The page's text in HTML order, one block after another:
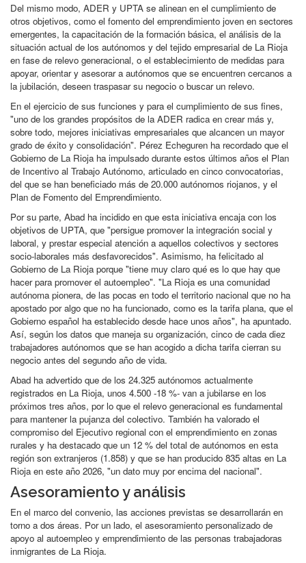
Del mismo modo, ADER y UPTA se alinean en el cumplimiento de
otros objetivos, como el fomento del emprendimiento joven en sectores
emergentes, la capacitación de la formación básica, el análisis de la
situación actual de los autónomos y del tejido empresarial de La Rioja
en fase de relevo generacional, o el establecimiento de medidas para
apoyar, orientar y asesorar a autónomos que se encuentren cercanos a
la jubilación, deseen traspasar su negocio o buscar un relevo.
En el ejercicio de sus funciones y para el cumplimiento de sus fines,
"uno de los grandes propósitos de la ADER radica en crear más y,
sobre todo, mejores iniciativas empresariales que alcancen un mayor
grado de éxito y consolidación". Pérez Echeguren ha recordado que el
Gobierno de La Rioja ha impulsado durante estos últimos años el Plan
de Incentivo al Trabajo Autónomo, articulado en cinco convocatorias,
del que se han beneficiado más de 20.000 autónomos riojanos, y el
Plan de Fomento del Emprendimiento.
Por su parte, Abad ha incidido en que esta iniciativa encaja con los
objetivos de UPTA, que "persigue promover la integración social y
laboral, y prestar especial atención a aquellos colectivos y sectores
socio-laborales más desfavorecidos". Asimismo, ha felicitado al
Gobierno de La Rioja porque "tiene muy claro qué es lo que hay que
hacer para promover el autoempleo". "La Rioja es una comunidad
autónoma pionera, de las pocas en todo el territorio nacional que no ha
apostado por algo que no ha funcionado, como es la tarifa plana, que el
Gobierno español ha establecido desde hace unos años", ha apuntado.
Así, según los datos que maneja su organización, cinco de cada diez
trabajadores autónomos que se han acogido a dicha tarifa cierran su
negocio antes del segundo año de vida.
Abad ha advertido que de los 24.325 autónomos actualmente
registrados en La Rioja, unos 4.500 -18 %- van a jubilarse en los
próximos tres años, por lo que el relevo generacional es fundamental
para mantener la pujanza del colectivo. También ha valorado el
compromiso del Ejecutivo regional con el emprendimiento en zonas
rurales y ha destacado que un 12 % del total de autónomos en esta
región son extranjeros (1.858) y que se han producido 835 altas en La
Rioja en este año 2026, "un dato muy por encima del nacional".
Asesoramiento y análisis
En el marco del convenio, las acciones previstas se desarrollarán en
torno a dos áreas. Por un lado, el asesoramiento personalizado de
apoyo al autoempleo y emprendimiento de las personas trabajadoras
inmigrantes de La Rioja.